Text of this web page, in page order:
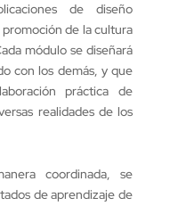
de diseño
de la cultura
módulo se diseñará
con los demás, y que
práctica de
realidades de los
coordinada, se
de aprendizaje de